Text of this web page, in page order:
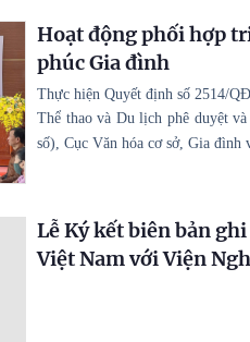
Hoạt động phối hợp
phúc Gia đình
Thực hiện Quyết định số 2514/
Thể thao và Du lịch phê duyệt
số), Cục Văn hóa cơ sở, Gia
Lễ Ký kết biên bản
Việt Nam với Viện